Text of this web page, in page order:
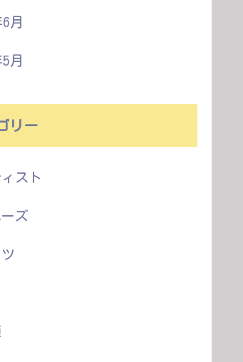
月
月
リー
スト
ズ